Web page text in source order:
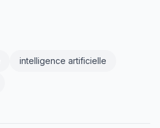
intelligence artificielle